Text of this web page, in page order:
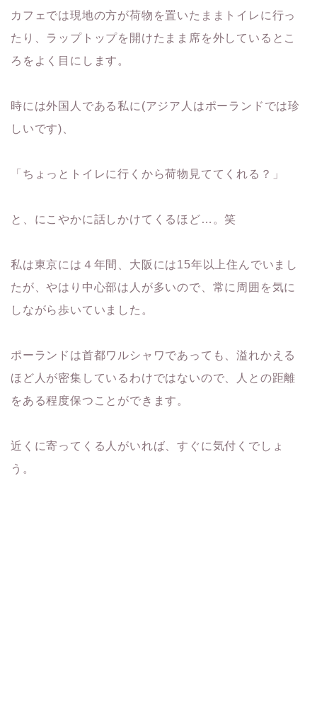
カフェでは現地の方が荷物を置いたままトイレに行っ
たり、ラップトップを開けたまま席を外しているとこ
ろをよく目にします。
時には外国人である私に(アジア人はポーランドでは珍
しいです)、
「ちょっとトイレに行くから荷物見ててくれる？」
と、にこやかに話しかけてくるほど…。笑
私は東京には４年間、大阪には15年以上住んでいまし
たが、やはり中心部は人が多いので、常に周囲を気に
しながら歩いていました。
ポーランドは首都ワルシャワであっても、溢れかえる
ほど人が密集しているわけではないので、人との距離
をある程度保つことができます。
近くに寄ってくる人がいれば、すぐに気付くでしょ
う。